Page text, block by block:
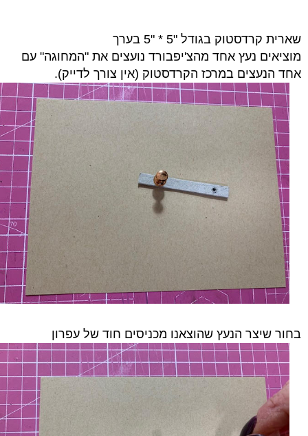
שארית קרדסטוק בגודל "5 * "5 בערך
מוציאים נעץ אחד מהצ'יפבורד נועצים את "המחוגה" עם
אחד הנעצים במרכז הקרדסטוק (אין צורך לדייק).
בחור שיצר הנעץ שהוצאנו מכניסים חוד של עפרון